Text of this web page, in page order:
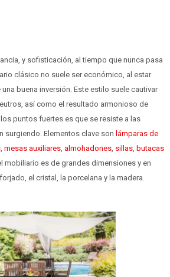
y sofisticación, al tiempo que nunca pasa
clásico no suele ser económico, al estar
buena inversión. Este estilo suele cautivar
así como el resultado armonioso de
puntos fuertes es que se resiste a las
surgiendo. Elementos clave son lámparas de
, mesas auxiliares, almohadones, sillas, butacas
mobiliario es de grandes dimensiones y en
el cristal, la porcelana y la madera.